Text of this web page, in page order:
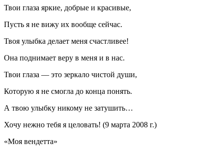
Твои глаза яркие, добрые и красивые,
Пусть я не вижу их вообще сейчас.
Твоя улыбка делает меня счастливее!
Она поднимает веру в меня и в нас.
Твои глаза — это зеркало чистой души,
Которую я не смогла до конца понять.
А твою улыбку никому не затушить…
Хочу нежно тебя я целовать! (9 марта 2008 г.)
«Моя вендетта»